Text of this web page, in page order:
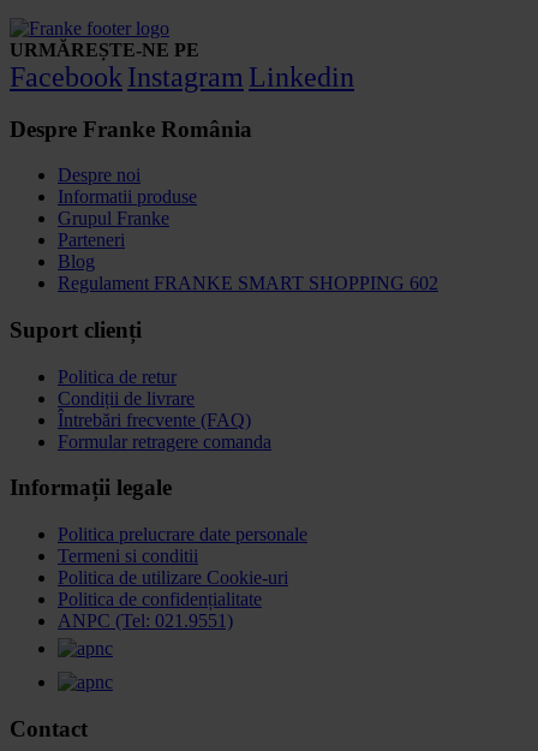
URMĂREȘTE-NE PE
Facebook Instagram Linkedin
Despre Franke România
Despre noi
Informatii produse
Grupul Franke
Parteneri
Blog
Regulament FRANKE SMART SHOPPING 602
Suport clienți
Politica de retur
Condiții de livrare
Întrebări frecvente (FAQ)
Formular retragere comanda
Informații legale
Politica prelucrare date personale
Termeni si conditii
Politica de utilizare Cookie-uri
Politica de confidențialitate
ANPC (Tel: 021.9551)
Contact